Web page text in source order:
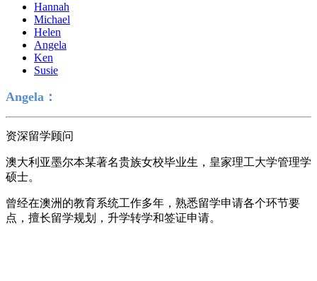
Hannah
Michael
Helen
Angela
Ken
Susie
Angela ：
资深留学顾问
澳大利亚墨尔本某著名贵族女校毕业生，皇家理工大学管理学
硕士。
曾经在澳洲的教育系统工作多年，熟悉留学申请各个环节要
点，擅长留学规划，升学转学和签证申请。